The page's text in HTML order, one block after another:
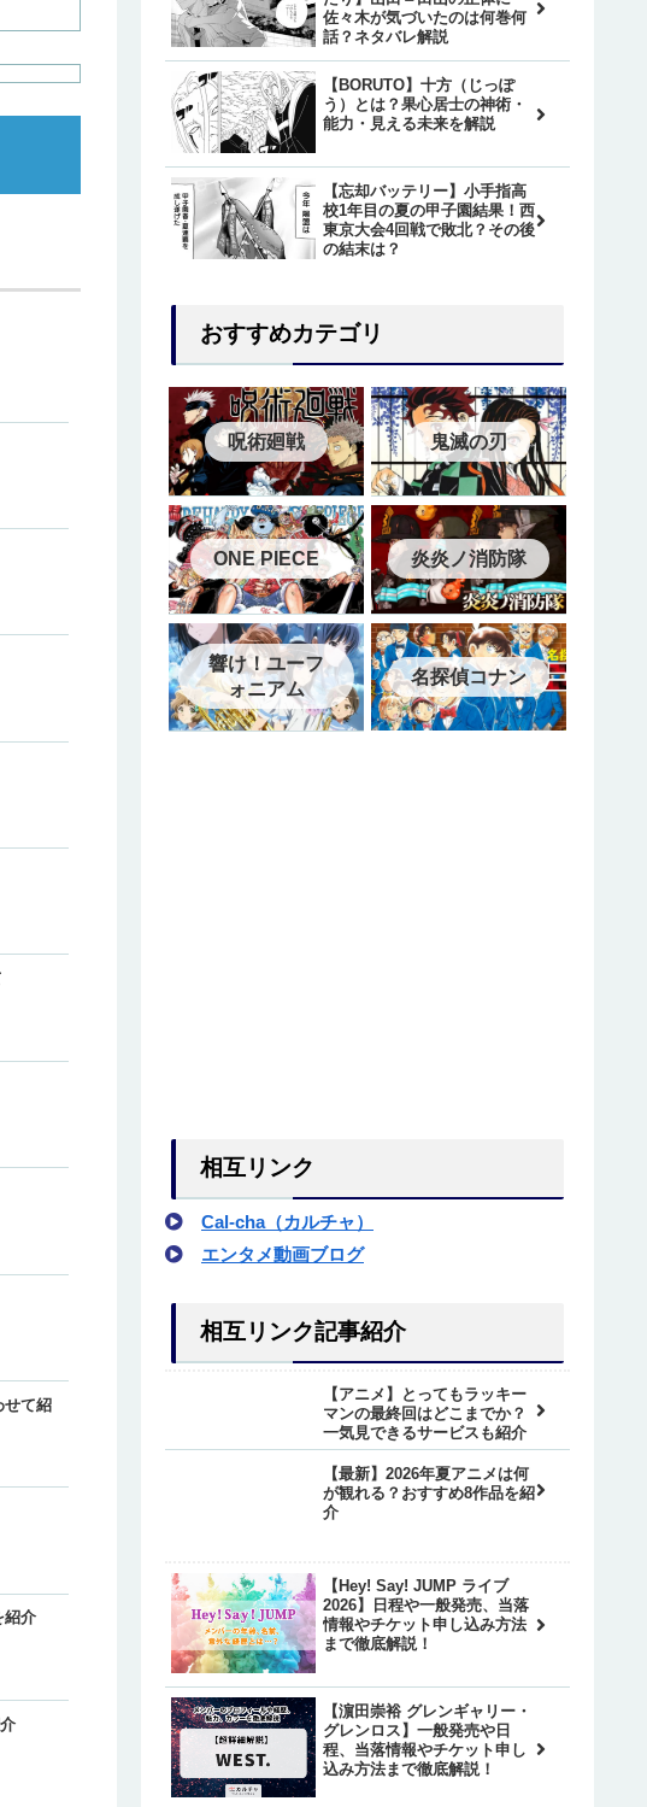
せて紹
紹介
なったのか紹介
について紹介
はどうなった？
まで歴代を紹介！
との別れについて紹介
筒木化やカワキとの『逆転』について
ったの？
生き残ったのは誰？各編の星人もあわせて紹
誰？
は玄野じゃなくてあの人物？
関係は？黒い玉の真相が判明
ったの？氷川と女吸血鬼の活躍と動向を紹介
の紹介！
なったのか紹介
について紹介
はどうなった？
との別れについて紹介
まで歴代を紹介！
筒木化やカワキとの『逆転』について
ったの？
誰？
は玄野じゃなくてあの人物？
で生き残ったのは誰？各編の星人もあわせて紹
？キス未遂や質問コーナーの見解は？
正体は？実は生きていて最後はどうなった？
の関係は？黒い玉の真相が判明
ているのか解説
杖に遺した言葉は？
ったの？
トとの別れについて紹介
戦はいつ？
たのかを紹介
復縁やその後はどうなった？
筒木化やカワキとの『逆転』について
まで歴代を紹介！
ついて
の？
介！
で生き残ったのは誰？各編の星人もあわせて紹
佐々木が気づいたのは何巻何
話？ネタバレ解説
【BORUTO】十方（じっぽ
う）とは？果心居士の神術・
能力・見える未来を解説
【忘却バッテリー】小手指高
校1年目の夏の甲子園結果！西
東京大会4回戦で敗北？その後
の結末は？
おすすめカテゴリ
呪術廻戦 鬼滅の刃
ONE PIECE 炎炎ノ消防隊
響け！ユーフ
ォニアム
名探偵コナン
相互リンク
Cal-cha（カルチャ）
エンタメ動画ブログ
相互リンク記事紹介
【アニメ】とってもラッキー
マンの最終回はどこまでか？
一気見できるサービスも紹介
【最新】2026年夏アニメは何
が観れる？おすすめ8作品を紹
介
【Hey! Say! JUMP ライブ
2026】日程や一般発売、当落
情報やチケット申し込み方法
まで徹底解説！
【濵田崇裕 グレンギャリー・
グレンロス】一般発売や日
程、当落情報やチケット申し
込み方法まで徹底解説！